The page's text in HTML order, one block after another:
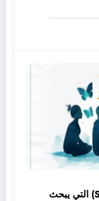
مهارات الذكاء العاطفي (Soft Skills) التي يبحث